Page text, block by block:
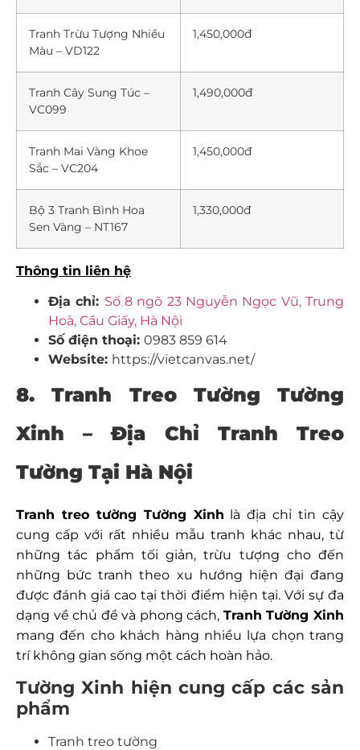
Tranh Trừu Tượng Nhiều
Màu – VD122
1,450,000đ
Tranh Cây Sung Túc –
VC099
1,490,000đ
Tranh Mai Vàng Khoe
Sắc – VC204
1,450,000đ
Bộ 3 Tranh Bình Hoa
Sen Vàng – NT167
1,330,000đ
Thông tin liên hệ
Địa chỉ: Số 8 ngõ 23 Nguyễn Ngọc Vũ, Trung
Hoà, Cầu Giấy, Hà Nội
Số điện thoại: 0983 859 614
Website: https://vietcanvas.net/
8. Tranh Treo Tường Tường
Xinh – Địa Chỉ Tranh Treo
Tường Tại Hà Nội
Tranh treo tường Tường Xinh là địa chỉ tin cậy
cung cấp với rất nhiều mẫu tranh khác nhau, từ
những tác phẩm tối giản, trừu tượng cho đến
những bức tranh theo xu hướng hiện đại đang
được đánh giá cao tại thời điểm hiện tại. Với sự đa
dạng về chủ đề và phong cách, Tranh Tường Xinh
mang đến cho khách hàng nhiều lựa chọn trang
trí không gian sống một cách hoàn hảo.
Tường Xinh hiện cung cấp các sản
phẩm
Tranh treo tường